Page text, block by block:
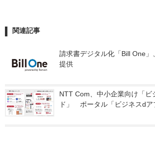
関連記事
請求書デジタル化「Bill One」
提供
NTT Com、中小企業向け「ビ
ド」　ポータル「ビジネスdア